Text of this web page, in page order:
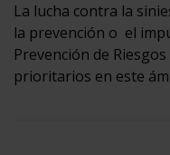
La lucha contra la
la prevención o el
Prevención de
prioritarios en este